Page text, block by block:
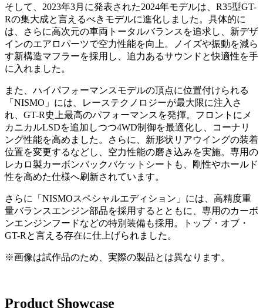
そして、2023年3月に発表された2024年モデルは、R35型GT-
Rの集大成と言えるべきモデルに進化しました。具体的に
は、さらに高次元の車両トータルバランスを追求し、新デザ
インのエアロパーツで空力性能を向上。ノイズや振動を減ら
す新構造マフラーを採用し、迫力あるサウンドと快適性を手
に入れました。
また、ハイパフォーマンスモデルの頂点に位置付けられる
「NISMO」には、レーステクノロジーが最大限に注入さ
れ、GT-R史上最高のパフォーマンスを発揮。フロントにメ
カニカルLSDを追加しつつ4WD制御を最適化し、コーナリ
ング性能を高めました。さらに、新形状リアウイングの装着
位置を変更するなどし、空力性能の磨き込みを実施。専用の
レカロ製カーボンバックバケットシートも、剛性やホールド
性を高めた仕様へ刷新されています。
さらに「NISMOスペシャルエディション」には、高精度重
量バランスエンジン部品を採用するとともに、専用のカーボ
ンエンジンフードなどの特別装備も採用。トップ・オブ・
GT-Rと言える存在に仕上げられました。
※画像は試作品のため、実際の製品とは異なります。
Product Showcase